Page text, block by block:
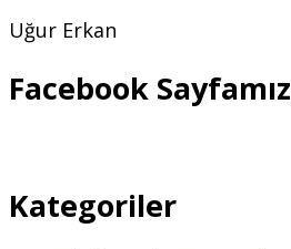
Uğur Erkan
Facebook Sayfamız
Kategoriler